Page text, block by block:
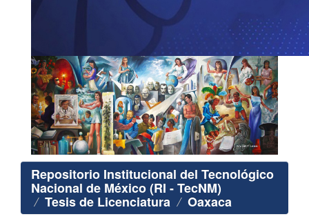
Repositorio Institucional del Tecnológico
Nacional de México (RI - TecNM)
Tesis de Licenciatura Oaxaca